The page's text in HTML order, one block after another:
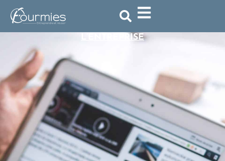
ACCUEIL » OUVERTURE DES
PRÉINSCRIPTIONS POUR LE 33ÈME SALON DE
L’ENTREPRISE